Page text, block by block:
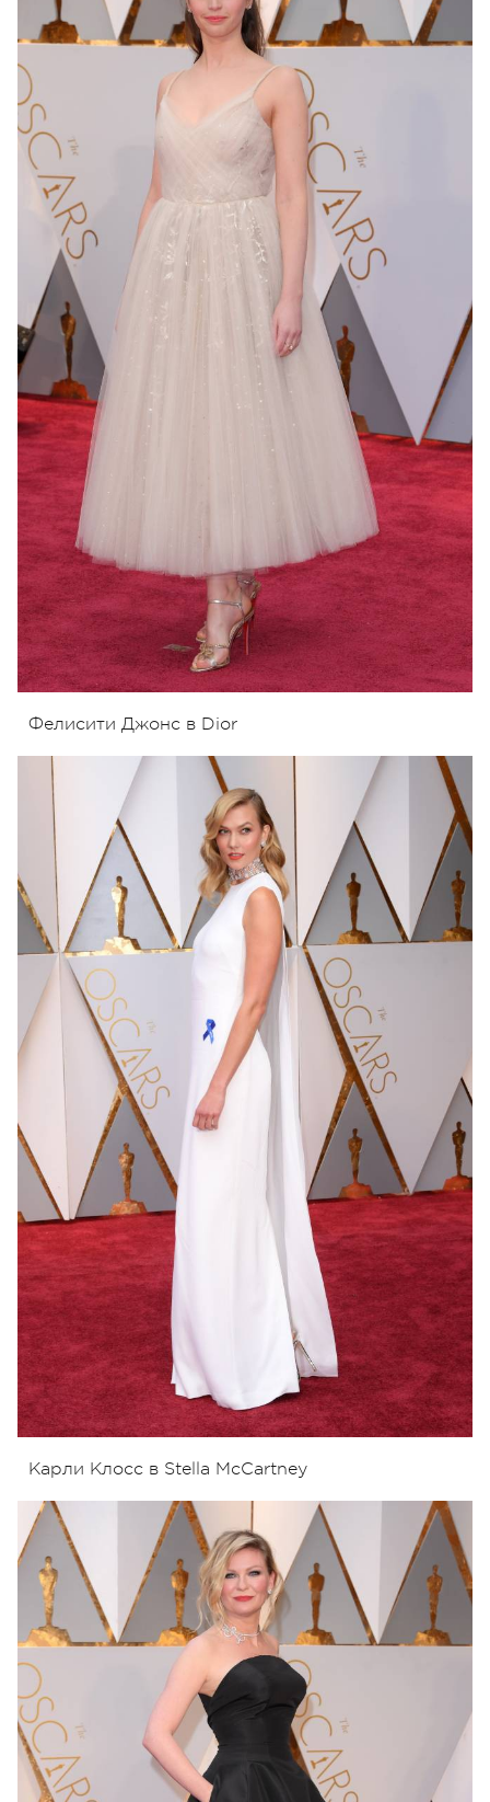
Фелисити Джонс в Dior
Карли Клосс в Stella McCartney